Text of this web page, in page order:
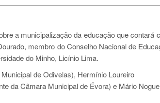
a municipalização da educação que contará
membro do Conselho Nacional de
do Minho, Licínio Lima.
de Odivelas), Hermínio Loureiro
da Câmara Municipal de Évora) e Mário